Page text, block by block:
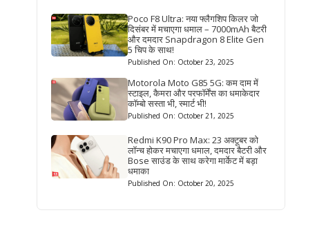
Poco F8 Ultra: नया फ्लैगशिप किलर जो
दिसंबर में मचाएगा धमाल – 7000mAh बैटरी
और दमदार Snapdragon 8 Elite Gen
5 चिप के साथ!
Published On: October 23, 2025
Motorola Moto G85 5G: कम दाम में
स्टाइल, कैमरा और परफॉर्मेंस का धमाकेदार
कॉम्बो सस्ता भी, स्मार्ट भी!
Published On: October 21, 2025
Redmi K90 Pro Max: 23 अक्टूबर को
लॉन्च होकर मचाएगा धमाल, दमदार बैटरी और
Bose साउंड के साथ करेगा मार्केट में बड़ा
धमाका
Published On: October 20, 2025